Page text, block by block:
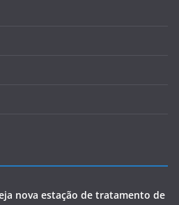
nova estação de tratamento de